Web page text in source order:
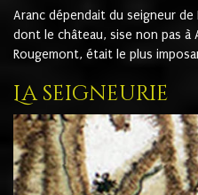
Aranc dépendait du seigneur de
dont le château, sise non pas à
Rougemont, était le plus
La seigneurie